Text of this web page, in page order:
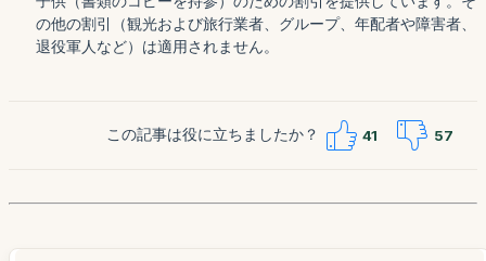
の他の割引（観光および旅行業者、グループ、年配者や障害者、
退役軍人など）は適用されません。
この記事は役に立ちましたか？ 41 57